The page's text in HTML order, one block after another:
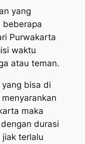
yang
beberapa
Purwakarta
waktu
atau teman.
bisa di
maka
durasi
terlalu